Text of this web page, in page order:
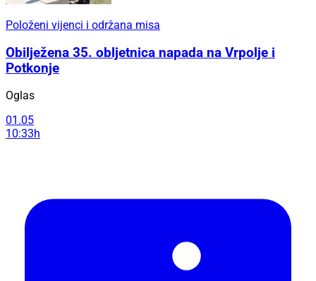
Položeni vijenci i održana misa
Obilježena 35. obljetnica napada na Vrpolje i
Potkonje
Oglas
01.05
10:33h